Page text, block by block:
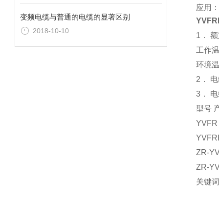
变频电缆与普通的电缆的显著区别
2018-10-10
应用
1．
工作
环境
2．
3．
型号
YVFR
ZR-
ZR-
关键